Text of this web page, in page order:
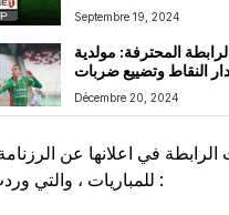
Septembre 19, 2024
14 من الرابطة المحترفة: مولدية
النقاط وتضييع ضربات
سلبا مع جمعية الشلف
Décembre 20, 2024
في اعلانها عن
للمباريات ، والتي وردت كالتالي :